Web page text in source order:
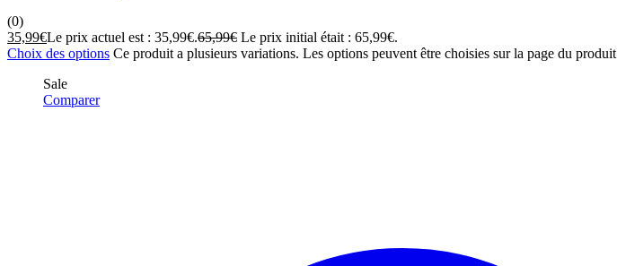
(0)
35,99€Le prix actuel est : 35,99€.65,99€ Le prix initial était : 65,99€.
Choix des options Ce produit a plusieurs variations. Les options peuvent être choisies sur la page du produit
Sale
Comparer